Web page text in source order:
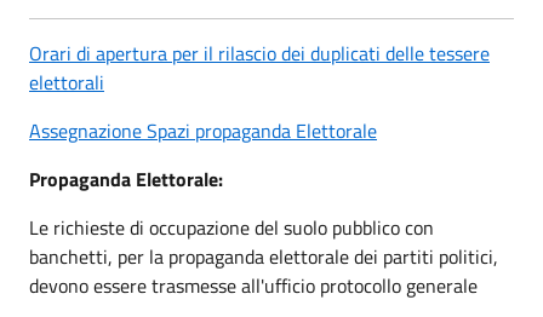
Orari di apertura per il rilascio dei duplicati delle tessere
elettorali
Assegnazione Spazi propaganda Elettorale
Propaganda Elettorale:
Le richieste di occupazione del suolo pubblico con
banchetti, per la propaganda elettorale dei partiti politici,
devono essere trasmesse all'ufficio protocollo generale